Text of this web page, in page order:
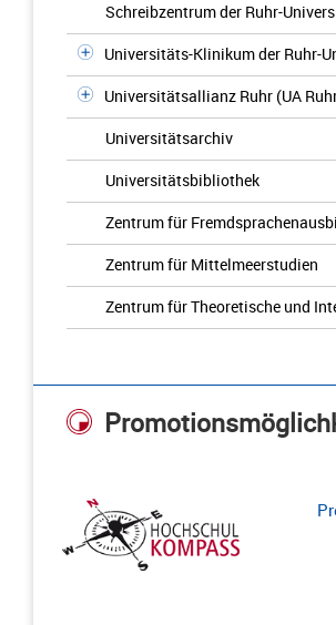
Schreibzentrum der Ruhr-
Universitäts-Klinikum der Ruhr-
Universitätsallianz Ruhr (UA
Universitätsarchiv
Universitätsbibliothek
Zentrum für
Zentrum für Mittelmeerstudien
Zentrum für Theoretische und